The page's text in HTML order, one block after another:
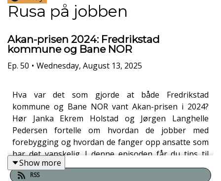
Rusa på jobben
Akan-prisen 2024: Fredrikstad
kommune og Bane NOR
Ep. 50 • Wednesday, August 13, 2025
Hva var det som gjorde at både Fredrikstad
kommune og Bane NOR vant Akan-prisen i 2024?
Hør Janka Ekrem Holstad og Jørgen Langhelle
Pedersen fortelle om hvordan de jobber med
forebygging og hvordan de fanger opp ansatte som
har det vanskelig. I denne episoden får du tips til
hvordan dere kan jobbe for å skape en tryggere
arbeidskultur.
Show more
RSS